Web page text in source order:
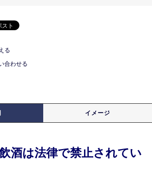
る
合わせる
イメージ
酒は法律で禁止されてい